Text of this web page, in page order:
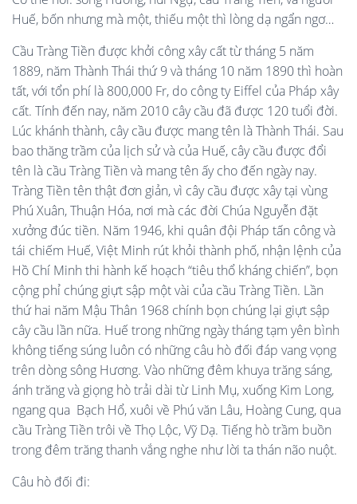
Huế, bốn nhưng mà một, thiếu một thì lòng dạ ngẩn ngơ…
Cầu Tràng Tiền được khởi công xây cất từ tháng 5 năm
1889, năm Thành Thái thứ 9 và tháng 10 năm 1890 thì hoàn
tất, với tổn phí là 800,000 Fr, do công ty Eiffel của Pháp xây
cất. Tính đến nay, năm 2010 cây cầu đã được 120 tuổi đời.
Lúc khánh thành, cây cầu được mang tên là Thành Thái. Sau
bao thăng trầm của lịch sử và của Huế, cây cầu được đổi
tên là cầu Tràng Tiền và mang tên ấy cho đến ngày nay.
Tràng Tiền tên thật đơn giản, vì cây cầu được xây tại vùng
Phú Xuân, Thuận Hóa, nơi mà các đời Chúa Nguyễn đặt
xưởng đúc tiền. Năm 1946, khi quân đội Pháp tấn công và
tái chiếm Huế, Việt Minh rút khỏi thành phố, nhận lệnh của
Hồ Chí Minh thi hành kế hoạch “tiêu thổ kháng chiến”, bọn
cộng phỉ chúng giựt sập một vài của cầu Tràng Tiền. Lần
thứ hai năm Mậu Thân 1968 chính bọn chúng lại giựt sập
cây cầu lần nữa. Huế trong những ngày tháng tạm yên bình
không tiếng súng luôn có những câu hò đối đáp vang vọng
trên dòng sông Hương. Vào những đêm khuya trăng sáng,
ánh trăng và giọng hò trải dài từ Linh Mụ, xuống Kim Long,
ngang qua Bạch Hổ, xuôi về Phú văn Lâu, Hoàng Cung, qua
cầu Tràng Tiền trôi về Thọ Lộc, Vỹ Dạ. Tiếng hò trầm buồn
trong đêm trăng thanh vắng nghe như lời ta thán não nuột.
Câu hò đối đi: